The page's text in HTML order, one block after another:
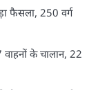
फैसला, 250 वर्ग
वाहनों के चालान, 22